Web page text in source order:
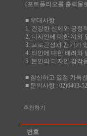
(포트폴리오를 출력물
■ 우대사항
1. 건강한 신체와 긍정
2. 디자인에 대한 끼와
3. 프로근성과 끈기가
4. 타인에 대한 배려와
5. 본인의 디자인 감각
■ 참신하고 열정 가득
■ 문의사항 : 02)6403-
추천하기
번호